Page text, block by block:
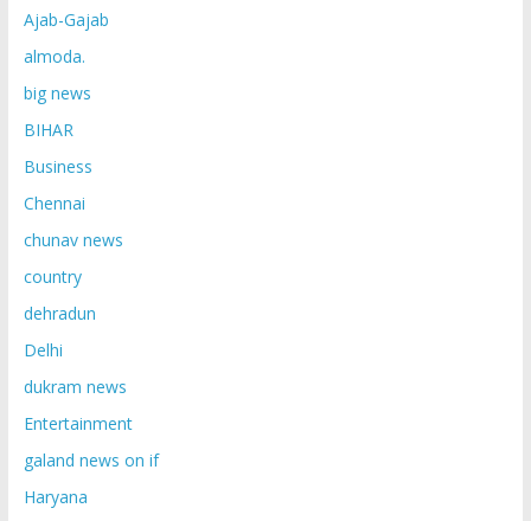
Ajab-Gajab
almoda.
big news
BIHAR
Business
Chennai
chunav news
country
dehradun
Delhi
dukram news
Entertainment
galand news on if
Haryana